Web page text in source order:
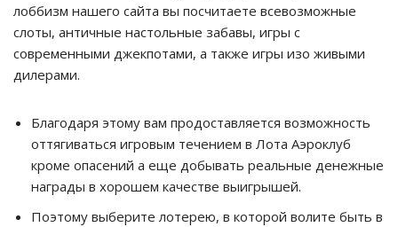
лоббизм нашего сайта вы посчитаете всевозможные
слоты, античные настольные забавы, игры с
современными джекпотами, а также игры изо живыми
дилерами.
Благодаря этому вам продоставляется возможность
оттягиваться игровым течением в Лота Аэроклуб
кроме опасений а еще добывать реальные денежные
награды в хорошем качестве выигрышей.
Поэтому выберите лотерею, в которой волите быть в